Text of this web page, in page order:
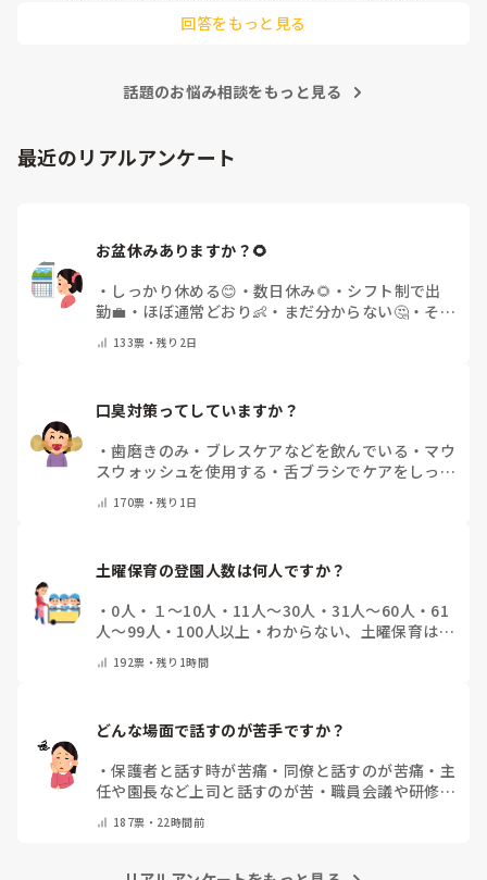
回答をもっと見る
話題のお悩み相談をもっと見る
最近のリアルアンケート
お盆休みありますか？🌻
・ しっかり休める😊 ・ 数日休み🌻 ・ シフト制で出
勤💼 ・ ほぼ通常どおり👶 ・ まだ分からない🤔・ その
他(コメントで教えてください)
133票・残り2日
口臭対策ってしていますか？
・歯磨きのみ ・ ブレスケアなどを飲んでいる ・ マウ
スウォッシュを使用する ・ 舌ブラシでケアをしっか
りする
フリスクをかじる
の他(コメントで教えて下さい)
170票・残り1日
土曜保育の登園人数は何人ですか？
・ 0人 ・ １～10人 ・ 11人～30人 ・31人～60人・ 61
人～99人 ・ 100人以上 ・ わからない、土曜保育はな
い
その他(コメントで教えて下さい)
192票・残り1時間
どんな場面で話すのが苦手ですか？
・保護者と話す時が苦痛 ・ 同僚と話すのが苦痛 ・ 主
任や園長など上司と話すのが苦 ・ 職員会議や研修場
面で話すのが苦
他(コメントで教えてください)
187票・ 22時間前